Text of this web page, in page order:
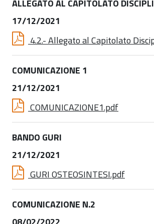
ALLEGATO AL CAPITOLATO
17/12/2021
4.2.- Allegato al Capitolato
COMUNICAZIONE 1
21/12/2021
COMUNICAZIONE1.pdf
BANDO GURI
21/12/2021
GURI OSTEOSINTESI.pdf
COMUNICAZIONE N.2